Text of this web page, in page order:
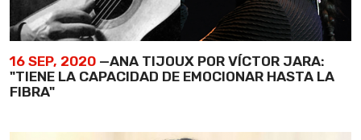
16 SEP, 2020 —ANA TIJOUX POR VÍCTOR JARA:
"TIENE LA CAPACIDAD DE EMOCIONAR HASTA LA
FIBRA"